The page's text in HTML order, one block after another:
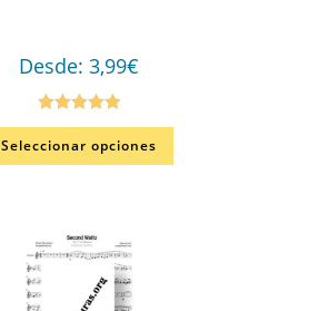
Desde: 3,99€
Valorado en
5.00de 5
Seleccionar opciones